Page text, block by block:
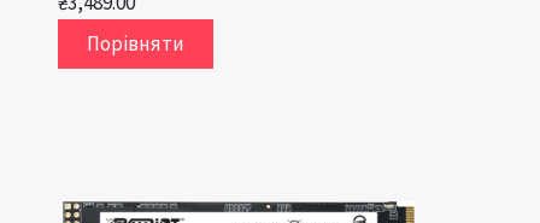
Порівняти